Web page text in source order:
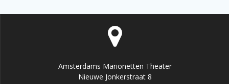
Amsterdams Marionetten Theater
Nieuwe Jonkerstraat 8